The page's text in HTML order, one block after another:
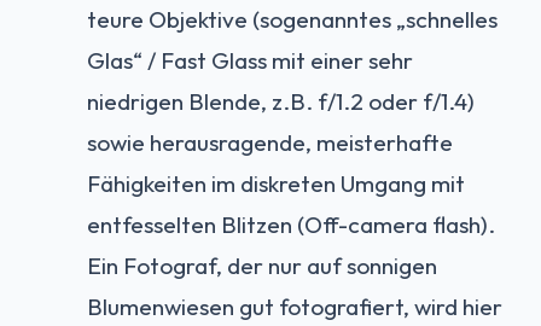
teure Objektive (sogenanntes „schnelles
Glas“ / Fast Glass mit einer sehr
niedrigen Blende, z.B. f/1.2 oder f/1.4)
sowie herausragende, meisterhafte
Fähigkeiten im diskreten Umgang mit
entfesselten Blitzen (Off-camera flash).
Ein Fotograf, der nur auf sonnigen
Blumenwiesen gut fotografiert, wird hier